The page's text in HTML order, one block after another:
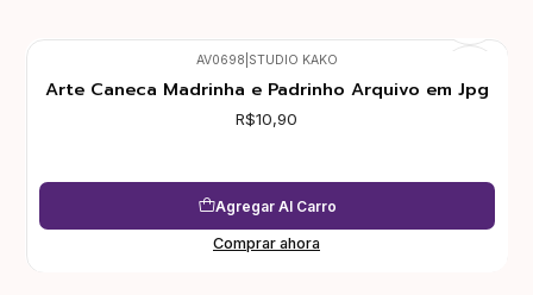
AV0698 STUDIO KAKO
Arte Caneca Madrinha e Padrinho Arquivo em Jpg
R$10,90
Agregar Al Carro
Comprar ahora